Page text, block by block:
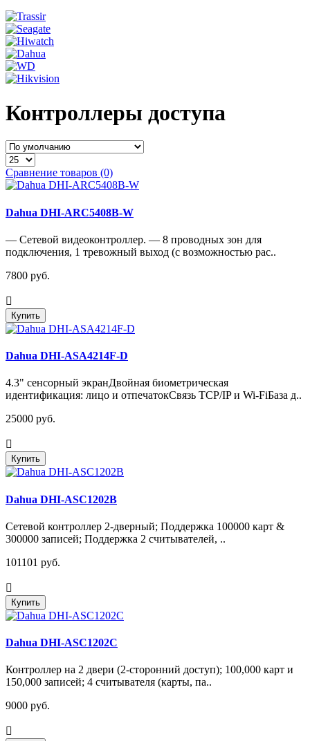
Контроллеры доступа
Сравнение товаров (0)
Dahua DHI-ARC5408B-W
— Сетевой видеоконтроллер. — 8 проводных зон для
подключения, 1 тревожный выход (с возможностью рас..
7800 руб.
Купить
Dahua DHI-ASA4214F-D
4.3" сенсорный экранДвойная биометрическая
идентификация: лицо и отпечатокСвязь TCP/IP и Wi-FiБаза д..
25000 руб.
Купить
Dahua DHI-ASC1202B
Сетевой контроллер 2-дверный; Поддержка 100000 карт &
300000 записей; Поддержка 2 считывателей, ..
101101 руб.
Купить
Dahua DHI-ASC1202C
Контроллер на 2 двери (2-сторонний доступ); 100,000 карт и
150,000 записей; 4 считывателя (карты, па..
9000 руб.